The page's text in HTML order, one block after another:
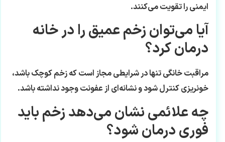
ایمنی را تقویت می‌کنند.
آیا می‌توان زخم عمیق را در خانه
درمان کرد؟
مراقبت خانگی تنها در شرایطی مجاز است که زخم کوچک باشد،
خونریزی کنترل شود و نشانه‌ای از عفونت وجود نداشته باشد.
چه علائمی نشان می‌دهد زخم باید
فوری درمان شود؟